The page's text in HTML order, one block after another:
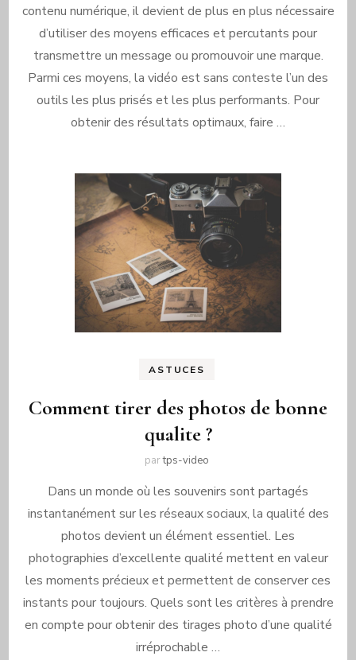
contenu numérique, il devient de plus en plus nécessaire
d’utiliser des moyens efficaces et percutants pour
transmettre un message ou promouvoir une marque.
Parmi ces moyens, la vidéo est sans conteste l’un des
outils les plus prisés et les plus performants. Pour
obtenir des résultats optimaux, faire …
ASTUCES
Comment tirer des photos de bonne
qualite ?
partps-video
Dans un monde où les souvenirs sont partagés
instantanément sur les réseaux sociaux, la qualité des
photos devient un élément essentiel. Les
photographies d’excellente qualité mettent en valeur
les moments précieux et permettent de conserver ces
instants pour toujours. Quels sont les critères à prendre
en compte pour obtenir des tirages photo d’une qualité
irréprochable …